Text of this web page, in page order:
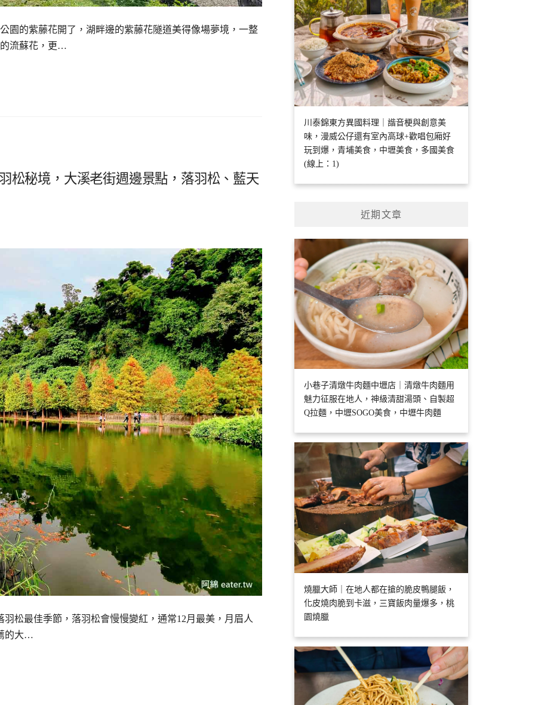
園的紫藤花開了，湖畔邊的紫藤花隧道美得像場夢境，一整
流蘇花，更…
松秘境，大溪老街週邊景點，落羽松、藍天
松最佳季節，落羽松會慢慢變紅，通常12月最美，月眉人
的大…
川泰錦東方異國料理｜諧音梗與創意美
味，漫威公仔還有室內高球+歡唱包廂好
玩到爆，青埔美食，中壢美食，多國美食
(線上：1)
近期文章
小巷子清燉牛肉麵中壢店｜清燉牛肉麵用
魅力征服在地人，神級清甜湯頭、自製超
Q拉麵，中壢SOGO美食，中壢牛肉麵
燒臘大師｜在地人都在搶的脆皮鴨腿飯，
化皮燒肉脆到卡滋，三寶飯肉量爆多，桃
園燒臘